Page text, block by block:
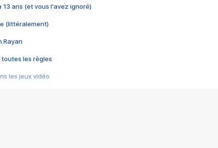
13 ans (et vous l'avez ignoré)
(littéralement)
Rayan
toutes les règles
les jeux vidéo